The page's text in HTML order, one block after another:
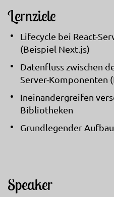
Lernziele
Lifecycle bei React-
(Beispiel Next.js)
Datenfluss zwischen
Server-Komponenten
Ineinandergreifen
Bibliotheken
Grundlegender
Speaker